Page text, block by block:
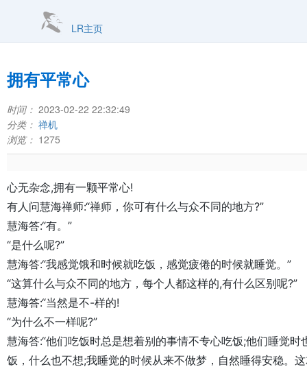
LR主页
拥有平常心
时间： 2023-02-22 22:32:49
分类： 禅机
浏览： 1275
心无杂念,拥有一颗平常心!
有人问慧海禅师:“禅师，你可有什么与众不同的地方?”
慧海答:“有。”
“是什么呢?”
慧海答:“我感觉饿和时候就吃饭，感觉疲倦的时候就睡觉。”
“这算什么与众不同的地方，每个人都这样的,有什么区别呢?”
慧海答:“当然是不-样的!
“为什么不一样呢?”
慧海答:“他们吃饭时总是想着别的事情不专心吃饭;他们睡觉
饭，什么也不想;我睡觉的时候从来不做梦，自然睡得安稳。